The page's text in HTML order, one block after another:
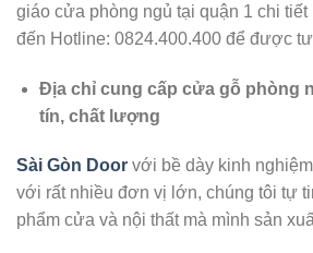
giáo cửa phòng ngủ tại quận 1 chi tiết
đến Hotline: 0824.400.400 để được
Địa chỉ cung cấp cửa gỗ phòng
tín, chất lượng
Sài Gòn Door với bề dày kinh
với rất nhiều đơn vị lớn, chúng tôi tự
phẩm cửa và nội thất mà mình sản